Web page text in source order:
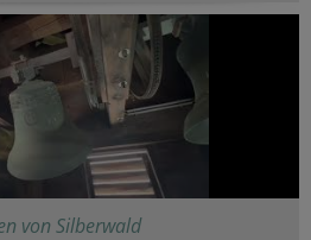
von Silberwald